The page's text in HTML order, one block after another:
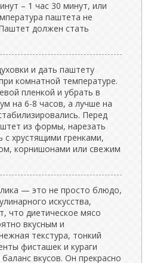
– 1 час 30 минут, или
паштета не
должен стать
и дать паштету
комнатной температуре.
пленкой и убрать в
на 6-8 часов, а лучше на
Перед
из формы, нарезать
хрустящими гренками,
корнишонами или свежим
— это не просто блюдо,
искусства,
что диетическое мясо
вкусным и
текстура, тонкий
фисташек и кураги
вкусов. Он прекрасно